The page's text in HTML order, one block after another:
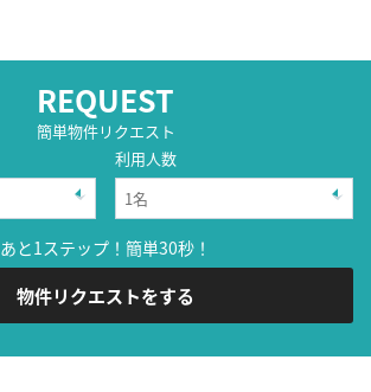
REQUEST
簡単物件リクエスト
利用人数
あと1ステップ！簡単30秒！
物件リクエストをする